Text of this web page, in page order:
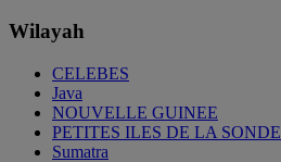
Wilayah
CELEBES
Java
NOUVELLE GUINEE
PETITES ILES DE LA SONDE
Sumatra